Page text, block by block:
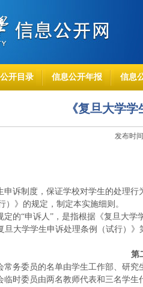
开目录 信息公开年报 信息
《复旦大学
发布时
申诉制度，保证学校对学生的处理
）》的规定，制定本实施细则。
定的“申诉人”，是指根据《复旦大
旦大学学生申诉处理条例（试行）
第
常务委员的名单由学生工作部、研
临时委员由两名教师代表和三名学生